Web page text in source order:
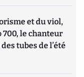
et du viol,
700, le chanteur
tubes de l’été